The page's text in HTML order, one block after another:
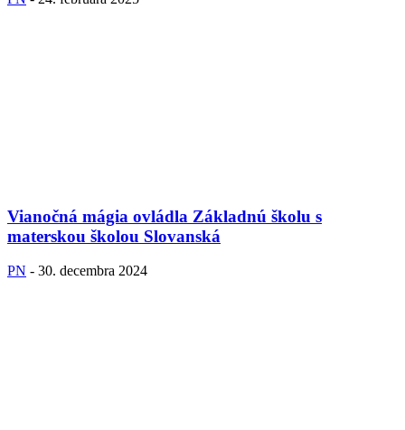
Vianočná mágia ovládla Základnú školu s
materskou školou Slovanská
PN - 30. decembra 2024